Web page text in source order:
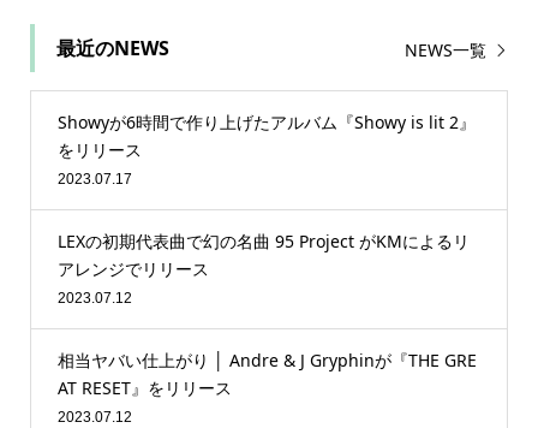
最近のNEWS NEWS一覧
Showyが6時間で作り上げたアルバム『Showy is lit 2』
をリリース
2023.07.17
LEXの初期代表曲で幻の名曲 95 Project がKMによるリ
アレンジでリリース
2023.07.12
相当ヤバい仕上がり │ Andre & J Gryphinが『THE GRE
AT RESET』をリリース
2023.07.12